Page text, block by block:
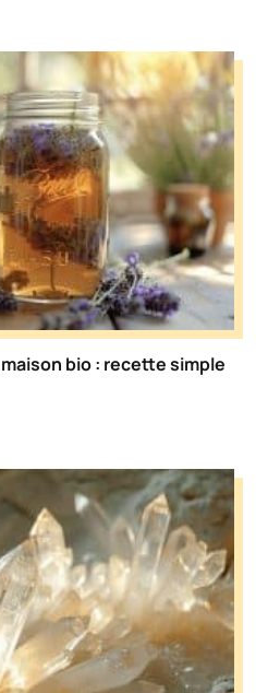
bio : recette simple